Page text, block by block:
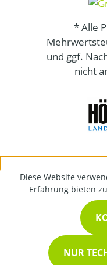
* Alle
und ggf.
nicht
Diese Website
Erfahrung bieten
NUR